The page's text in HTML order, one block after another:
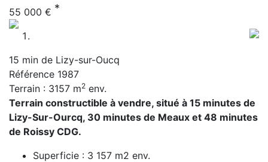
55 000 € *
Previous Next
15 min de Lizy-sur-Oucq
Référence 1987
Terrain : 3157 m2 env.
Terrain constructible à vendre, situé à 15 minutes de
Lizy-Sur-Ourcq, 30 minutes de Meaux et 48 minutes
de Roissy CDG.
Superficie : 3 157 m2 env.